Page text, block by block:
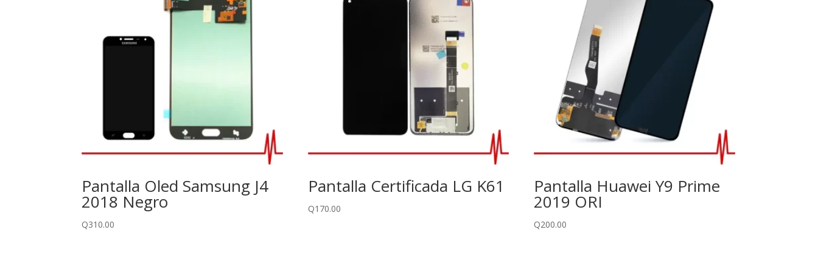
Pantalla Oled Samsung J4
2018 Negro
Q310.00
Pantalla Certificada LG K61
Q170.00
Pantalla Huawei Y9 Prime
2019 ORI
Q200.00